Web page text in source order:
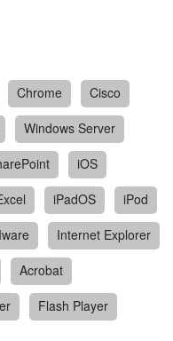
Chrome
Cisco
Windows Server
iOS
iPadOS
iPod
Internet Explorer
Acrobat
Flash Player